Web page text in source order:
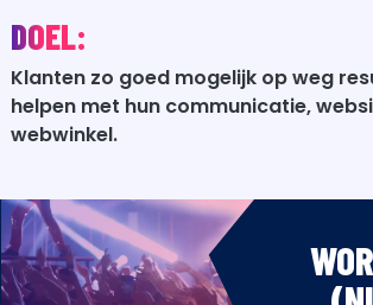
DOEL:
Klanten zo goed mogelijk op weg
helpen met hun communicatie,
webwinkel.